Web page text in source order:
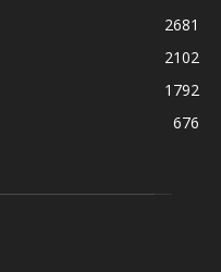
2681
2102
1792
676